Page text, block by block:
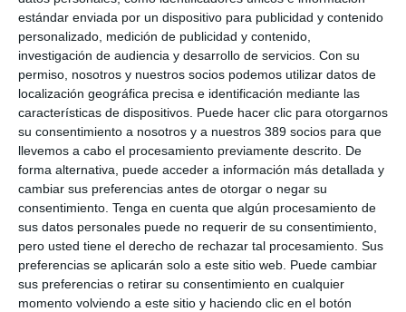
estándar enviada por un dispositivo para publicidad y contenido
personalizado, medición de publicidad y contenido,
investigación de audiencia y desarrollo de servicios. Con su
permiso, nosotros y nuestros socios podemos utilizar datos de
localización geográfica precisa e identificación mediante las
características de dispositivos. Puede hacer clic para otorgarnos
su consentimiento a nosotros y a nuestros 389 socios para que
llevemos a cabo el procesamiento previamente descrito. De
forma alternativa, puede acceder a información más detallada y
cambiar sus preferencias antes de otorgar o negar su
consentimiento. Tenga en cuenta que algún procesamiento de
sus datos personales puede no requerir de su consentimiento,
pero usted tiene el derecho de rechazar tal procesamiento. Sus
preferencias se aplicarán solo a este sitio web. Puede cambiar
sus preferencias o retirar su consentimiento en cualquier
momento volviendo a este sitio y haciendo clic en el botón
voluntad compartida de reforzar la protección y la seguridad en
el ejercicio profesional de los dentistas y del conjunto de los
profesionales sanitarios", destaca PSN.
Si quiere recibir diariamente y GRATIS noticias como
esta, pinche aquí
LO ÚLTIMO
La verdad sobre la IA en el seguro: qué funciona ya y qué sigue
siendo una promesa
Munich Re alcanza un beneficio de casi 4.000 millones y
Allianz gana un 15,5% más en el semestre y confirma sus
objetivos para 2026